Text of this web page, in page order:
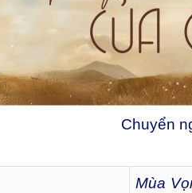
Chuyển
Mùa